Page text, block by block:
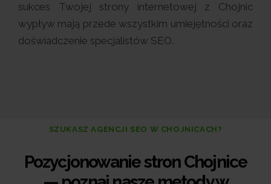
sukces Twojej strony internetowej z Chojnic
wypływ mają przede wszystkim umiejętności oraz
doświadczenie specjalistów SEO.
SZUKASZ AGENCJI SEO W CHOJNICACH?
Pozycjonowanie stron Chojnice